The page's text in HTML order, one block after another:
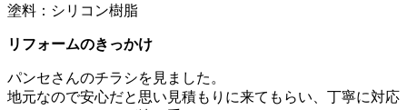
塗料：シリコン樹脂
リフォームのきっかけ
パンセさんのチラシを見ました。
地元なので安心だと思い見積もりに来てもらい、丁寧に対応